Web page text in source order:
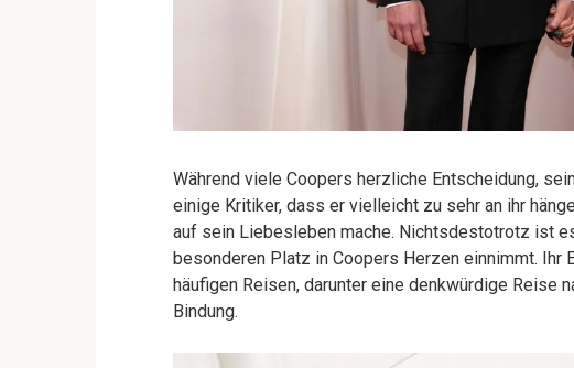
Während viele Coopers herzliche Entscheidung,
einige Kritiker, dass er vielleicht zu sehr an ihr
auf sein Liebesleben mache. Nichtsdestotrotz ist
besonderen Platz in Coopers Herzen einnimmt. Ihr
häufigen Reisen, darunter eine denkwürdige Reise
Bindung.